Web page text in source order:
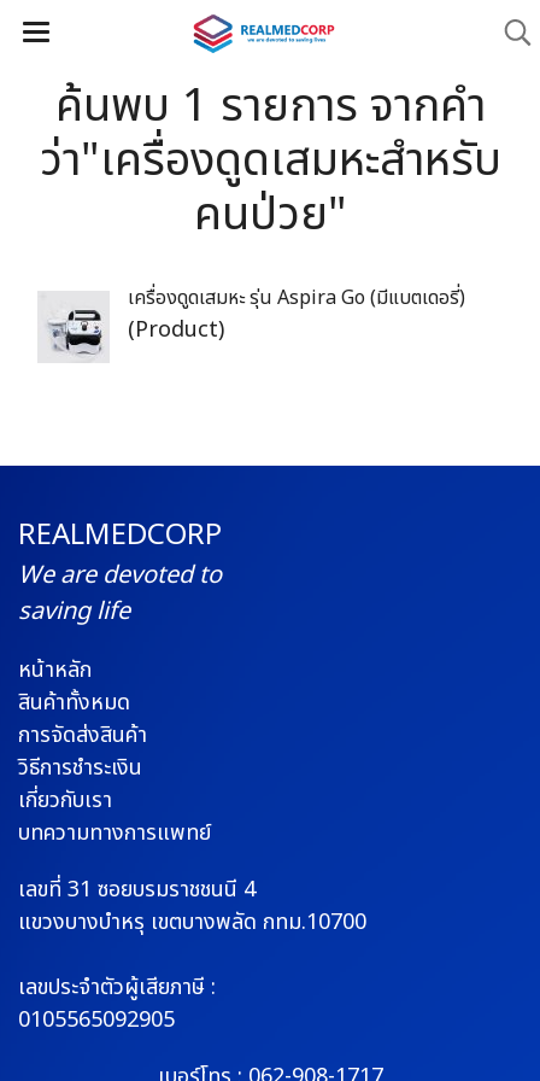
ค้นพบ 1 รายการ จากคำ
ว่า"เครื่องดูดเสมหะสำหรับ
คนป่วย"
เครื่องดูดเสมหะ รุ่น Aspira Go (มีแบตเดอรี่)
(Product)
REALMEDCORP
We are devoted to
saving life
หน้าหลัก
สินค้าทั้งหมด
การจัดส่งสินค้า
วิธีการชำระเงิน
เกี่ยวกับเรา
บทความทางการแพทย์
เลขที่ 31 ซอยบรมราชชนนี 4
แขวงบางบำหรุ เขตบางพลัด กทม.10700
เลขประจำตัวผู้เสียภาษี :
0105565092905